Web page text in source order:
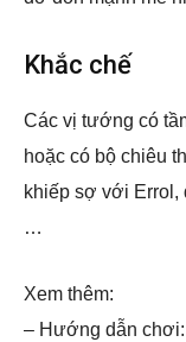
Khắc chế
Các vị tướng có
hoặc có bộ chiêu
khiếp sợ với Errol,
…
Xem thêm:
– Hướng dẫn chơi: